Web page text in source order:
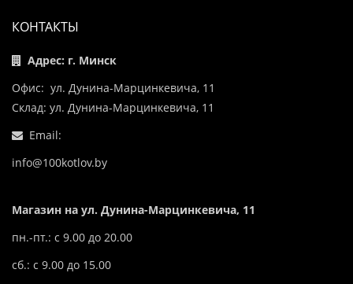
КОНТАКТЫ
Адрес: г. Минск
Офис: ул. Дунина-Марцинкевича, 11
Склад: ул. Дунина-Марцинкевича, 11
Email:
info@100kotlov.by
Магазин на ул. Дунина-Марцинкевича, 11
пн.-пт.: с 9.00 до 20.00
сб.: с 9.00 до 15.00